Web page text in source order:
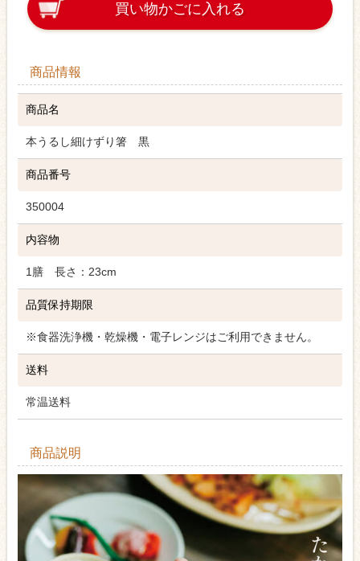
買い物かごに入れる
商品情報
商品名
本うるし細けずり箸 黒
商品番号
350004
内容物
1膳 長さ：23cm
品質保持期限
※食器洗浄機・乾燥機・電子レンジはご利用できません。
送料
常温送料
商品説明